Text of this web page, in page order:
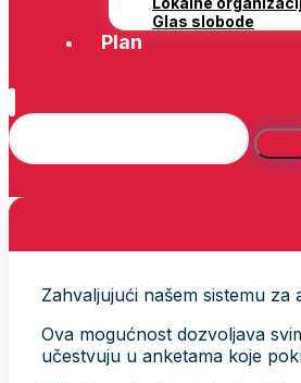
Glas slobode
Plan
Zahvaljujući našem sistemu
Ova mogućnost dozvoljava
učestvuju u anketama koje